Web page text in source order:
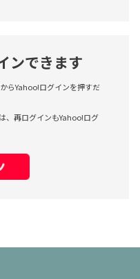
ンできます
らYahoo!ログインを押すだ
、再ログインもYahoo!ログ